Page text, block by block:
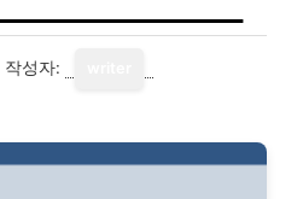
작성자: